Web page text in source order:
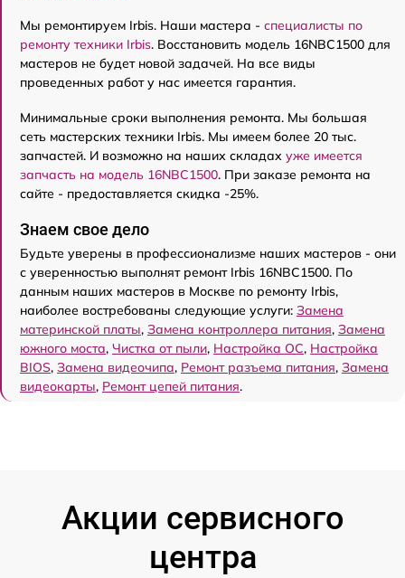
Мы ремонтируем Irbis. Наши мастера - специалисты по
ремонту техники Irbis. Восстановить модель 16NBC1500 для
мастеров не будет новой задачей. На все виды
проведенных работ у нас имеется гарантия.
Минимальные сроки выполнения ремонта. Мы большая
сеть мастерских техники Irbis. Мы имеем более 20 тыс.
запчастей. И возможно на наших складах уже имеется
запчасть на модель 16NBC1500. При заказе ремонта на
сайте - предоставляется скидка -25%.
Знаем свое дело
Будьте уверены в профессионализме наших мастеров - они
с уверенностью выполнят ремонт Irbis 16NBC1500. По
данным наших мастеров в Москве по ремонту Irbis,
наиболее востребованы следующие услуги: Замена
материнской платы, Замена контроллера питания, Замена
южного моста, Чистка от пыли, Настройка ОС, Настройка
BIOS, Замена видеочипа, Ремонт разъема питания, Замена
видеокарты, Ремонт цепей питания.
Акции сервисного
центра